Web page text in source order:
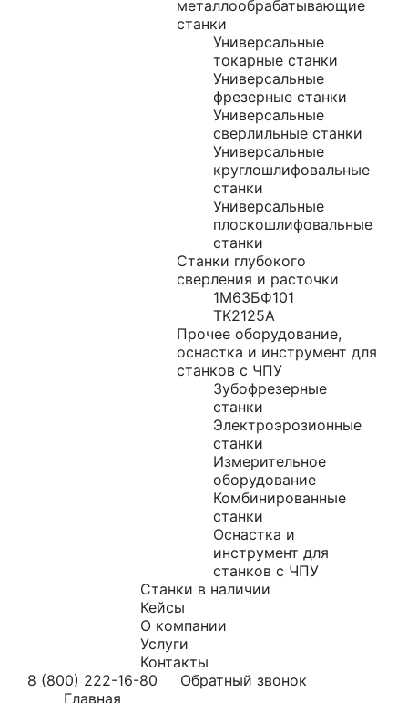
металлообрабатывающие
станки
Универсальные
токарные станки
Универсальные
фрезерные станки
Универсальные
сверлильные станки
Универсальные
круглошлифовальные
станки
Универсальные
плоскошлифовальные
станки
Станки глубокого
сверления и расточки
1М63БФ101
TK2125A
Прочее оборудование,
оснастка и инструмент для
станков с ЧПУ
Зубофрезерные
станки
Электроэрозионные
станки
Измерительное
оборудование
Комбинированные
станки
Оснастка и
инструмент для
станков с ЧПУ
Станки в наличии
Кейсы
О компании
Услуги
Контакты
8 (800) 222-16-80
Обратный звонок
Главная